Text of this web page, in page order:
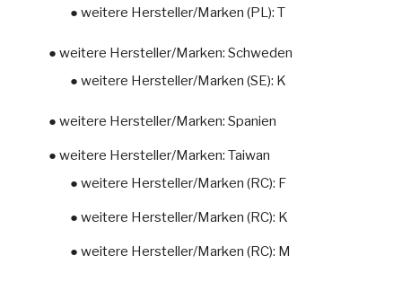
● weitere Hersteller/Marken (PL): T
● weitere Hersteller/Marken: Schweden
● weitere Hersteller/Marken (SE): K
● weitere Hersteller/Marken: Spanien
● weitere Hersteller/Marken: Taiwan
● weitere Hersteller/Marken (RC): F
● weitere Hersteller/Marken (RC): K
● weitere Hersteller/Marken (RC): M